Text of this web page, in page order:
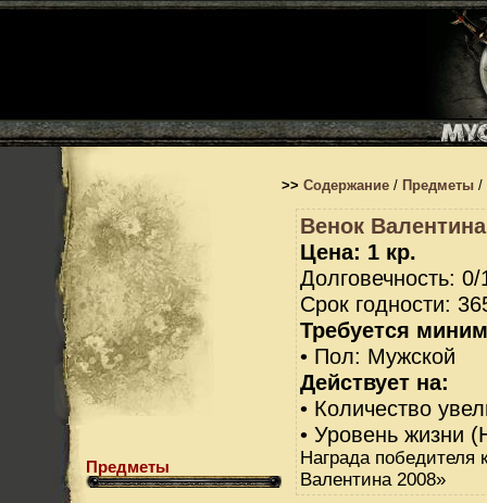
Предметы
>> Содержание / Предметы /
Венок
Цена: 1 кр.
Долговечность: 0/
Срок годности:
Требуется
• Пол: Мужской
Действует на:
• Количество
• Уровень жизни
Награда победителя
Валентина 2008»